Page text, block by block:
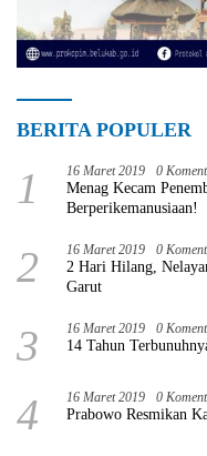
BERITA POPULER
1 16 Maret 2019 0
Menag Kecam
Berperikemanusiaan!
2 16 Maret 2019 0
2 Hari Hilang,
Garut
3 16 Maret 2019 0
14 Tahun
4 16 Maret 2019 0
Prabowo Resmikan